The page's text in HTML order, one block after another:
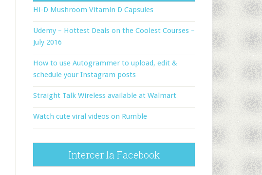
Hi-D Mushroom Vitamin D Capsules
Udemy – Hottest Deals on the Coolest Courses –
July 2016
How to use Autogrammer to upload, edit &
schedule your Instagram posts
Straight Talk Wireless available at Walmart
Watch cute viral videos on Rumble
Intercer la Facebook